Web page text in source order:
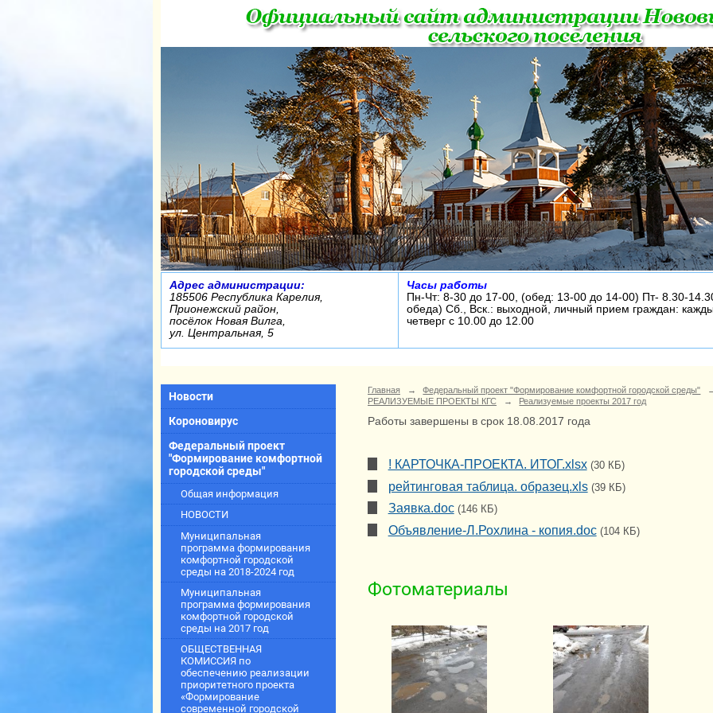
Адрес администрации:
185506 Республика Карелия,
Прионежский район,
посёлок Новая Вилга,
ул. Центральная, 5
Часы работы
Пн-Чт: 8-30 до 17-00, (обед: 13-00 до 14-00) Пт- 8.30-
обеда) Сб., Вск.: выходной, личный прием граждан:
четверг с 10.00 до 12.00
Новости
Короновирус
Федеральный проект
"Формирование комфортной
городской среды"
Общая информация
НОВОСТИ
Муниципальная
программа формирования
комфортной городской
среды на 2018-2024 год
Муниципальная
программа формирования
комфортной городской
среды на 2017 год
ОБЩЕСТВЕННАЯ
КОМИССИЯ по
обеспечению реализации
приоритетного проекта
«Формирование
современной городской
Главная → Федеральный проект "Формирование комфортной городской среды"
РЕАЛИЗУЕМЫЕ ПРОЕКТЫ КГС
→ Реализуемые проекты 2017 год
Работы завершены в срок 18.08.2017 года
! КАРТОЧКА-ПРОЕКТА. ИТОГ.xlsx (30 КБ)
рейтинговая таблица. образец.xls (39 КБ)
Заявка.doc (146 КБ)
Объявление-Л.Рохлина - копия.doc (104 КБ)
Фотоматериалы